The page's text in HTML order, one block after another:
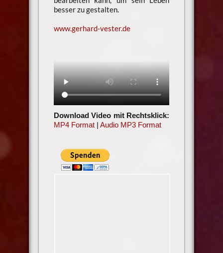
besser zu gestalten.
www.gerhard-vester.de
Download Video mit Rechtsklick:
MP4 Format| Audio MP3 Format